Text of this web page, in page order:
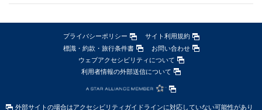
プライバシーポリシー
サイト利用規約
標識・約款・旅行条件書
お問い合わせ
ウェブアクセシビリティについて
利用者情報の外部送信について
外部サイトの場合はアクセシビリティガイドラインに対応していない可能性があり